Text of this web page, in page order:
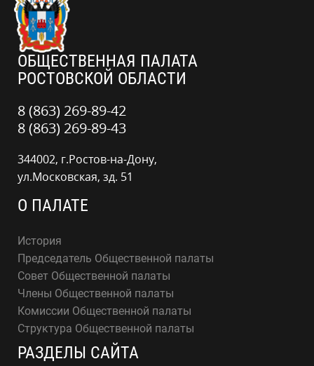
ОБЩЕСТВЕННАЯ ПАЛАТА
РОСТОВСКОЙ ОБЛАСТИ
8 (863) 269-89-42
8 (863) 269-89-43
344002, г.Ростов-на-Дону,
ул.Московская, зд. 51
О ПАЛАТЕ
История
Председатель Общественной палаты
Совет Общественной палаты
Члены Общественной палаты
Комиссии Общественной палаты
Структура Общественной палаты
РАЗДЕЛЫ САЙТА